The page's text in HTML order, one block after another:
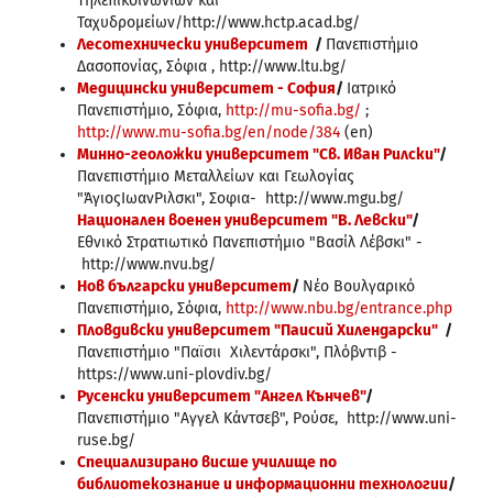
Ταχυδρομείων/http://www.hctp.acad.bg/
Лесотехнически университет / Πανεπιστήμιο
Δασοπονίας, Σόφια , http://www.ltu.bg/
Медицински университет - София/ Ιατρικό
Πανεπιστήμιο, Σόφια, http://mu-sofia.bg/ ;
http://www.mu-sofia.bg/en/node/384 (en)
Минно-геоложки университет "Св. Иван Рилски"/
Πανεπιστήμιο Μεταλλείων και Γεωλογίας
"ΆγιοςΙωανΡιλσκι", Σοφια- http://www.mgu.bg/
Национален военен университет "В. Левски"/
Εθνικό Στρατιωτικό Πανεπιστήμιο "Βασίλ Λέβσκι" -
http://www.nvu.bg/
Нов български университет/ Νέο Βουλγαρικό
Πανεπιστήμιο, Σόφια, http://www.nbu.bg/entrance.php
Пловдивски университет "Паисий Хилендарски" /
Πανεπιστήμιο "Παϊσιι Χιλεντάρσκι", Πλόβντιβ -
https://www.uni-plovdiv.bg/
Русенски университет "Ангел Кънчев"/
Πανεπιστήμιο "Αγγελ Κάντσεβ", Ρούσε, http://www.uni-
ruse.bg/
Специализирано висше училище по
библиотекознание и информационни технологии/